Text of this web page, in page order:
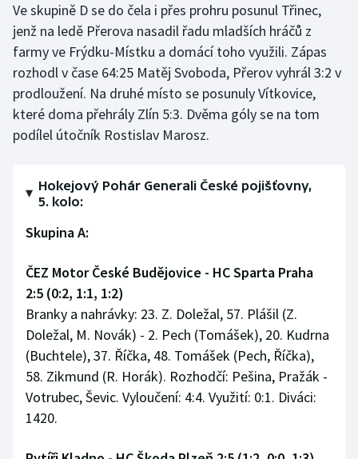
Ve skupině D se do čela i přes prohru posunul Třinec,
jenž na ledě Přerova nasadil řadu mladších hráčů z
farmy ve Frýdku-Místku a domácí toho využili. Zápas
rozhodl v čase 64:25 Matěj Svoboda, Přerov vyhrál 3:2 v
prodloužení. Na druhé místo se posunuly Vítkovice,
které doma přehrály Zlín 5:3. Dvěma góly se na tom
podílel útočník Rostislav Marosz.
Hokejový Pohár Generali České pojišťovny,
5. kolo:
Skupina A:
ČEZ Motor České Budějovice - HC Sparta Praha
2:5 (0:2, 1:1, 1:2)
Branky a nahrávky: 23. Z. Doležal, 57. Plášil (Z.
Doležal, M. Novák) - 2. Pech (Tomášek), 20. Kudrna
(Buchtele), 37. Říčka, 48. Tomášek (Pech, Říčka),
58. Zikmund (R. Horák). Rozhodčí: Pešina, Pražák -
Votrubec, Ševic. Vyloučení: 4:4. Využití: 0:1. Diváci:
1420.